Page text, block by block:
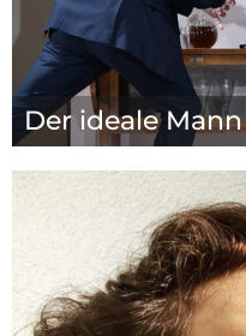
Der ideale Mann